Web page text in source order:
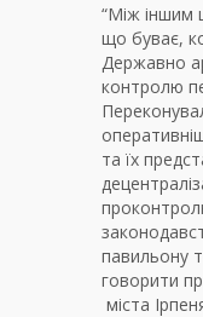
“Між іншим
що буває,
Державно
контролю
та їх
павильону
говорити
міста